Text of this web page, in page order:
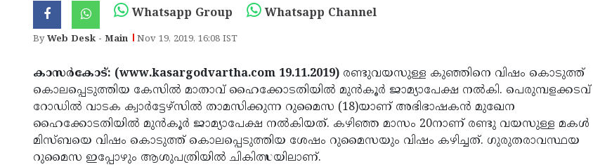
Whatsapp Group Whatsapp Channel
ByWeb Desk - Main Nov 19, 2019, 16:08 IST
കാസര്‍കോട്: (www.kasargodvartha.com 19.11.2019) രണ്ടുവയസുള്ള കുഞ്ഞിനെ വിഷം കൊടുത്ത്
കൊലപ്പെടുത്തിയ കേസില്‍ മാതാവ് ഹൈക്കോടതിയില്‍ മുന്‍കൂര്‍ ജാമ്യാപേക്ഷ നല്‍കി. പെരുമ്പളക്കടവ്
റോഡില്‍ വാടക ക്വാര്‍ട്ടേഴ്സില്‍ താമസിക്കുന്ന റുമൈസ (18)യാണ് അഭിഭാഷകന്‍ മുഖേന
ഹൈക്കോടതിയില്‍ മുന്‍കൂര്‍ ജാമ്യാപേക്ഷ നല്‍കിയത്. കഴിഞ്ഞ മാസം 20നാണ് രണ്ടു വയസുള്ള മകള്‍
മിസ്ബയെ വിഷം കൊടുത്ത് കൊലപ്പെടുത്തിയ ശേഷം റുമൈസയും വിഷം കഴിച്ചത്. ഗുരുതരാവസ്ഥയ
റുമൈസ ഇപ്പോഴും ആശുപത്രിയില്‍ ചികിത്സയിലാണ്.